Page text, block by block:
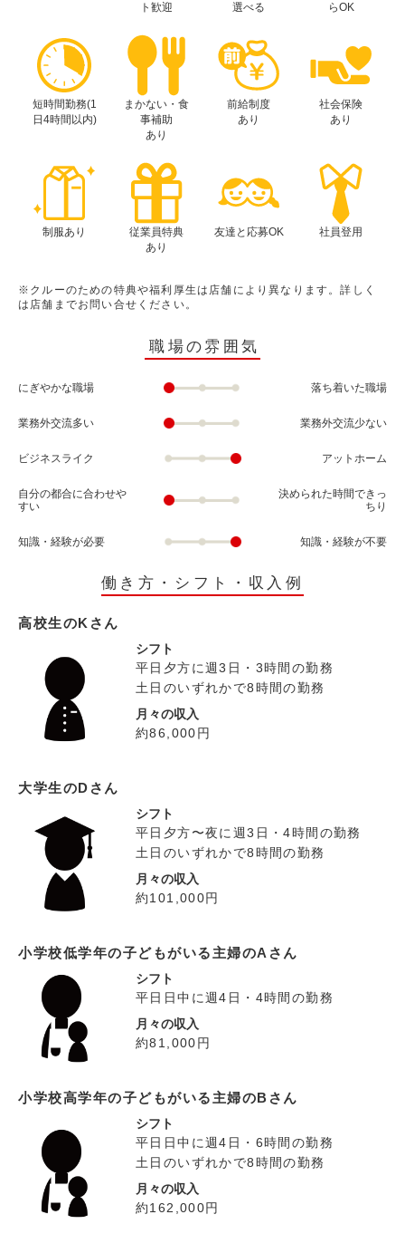
ト歓迎
選べる
らOK
短時間勤務(1
日4時間以内)
まかない・食
事補助
あり
前給制度
あり
社会保険
あり
制服あり
従業員特典
あり
友達と応募OK 社員登用
※クルーのための特典や福利厚生は店舗により異なります。詳しく
は店舗までお問い合せください。
職場の雰囲気
にぎやかな職場 落ち着いた職場
業務外交流多い 業務外交流少ない
ビジネスライク アットホーム
自分の都合に合わせや
すい
決められた時間できっ
ちり
知識・経験が必要 知識・経験が不要
働き方・シフト・収入例
高校生のKさん
シフト
平日夕方に週3日・3時間の勤務
土日のいずれかで8時間の勤務
月々の収入
約86,000円
大学生のDさん
シフト
平日夕方〜夜に週3日・4時間の勤務
土日のいずれかで8時間の勤務
月々の収入
約101,000円
小学校低学年の子どもがいる主婦のAさん
シフト
平日日中に週4日・4時間の勤務
月々の収入
約81,000円
小学校高学年の子どもがいる主婦のBさん
シフト
平日日中に週4日・6時間の勤務
土日のいずれかで8時間の勤務
月々の収入
約162,000円